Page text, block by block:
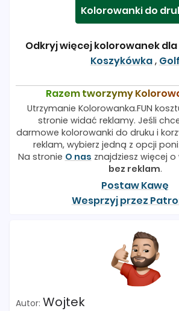
Kolorowanki do
Odkryj więcej kolorowanek
Koszykówka, Golf
Razem tworzymy
Utrzymanie Kolorowanka.FUN
stronie widać reklamy. Jeśli
darmowe kolorowanki do druku i
reklam, wybierz jedną z opcji
Na stronie O nas znajdziesz więcej
bez reklam.
Postaw Kawę
Wesprzyj przez
Wojtek